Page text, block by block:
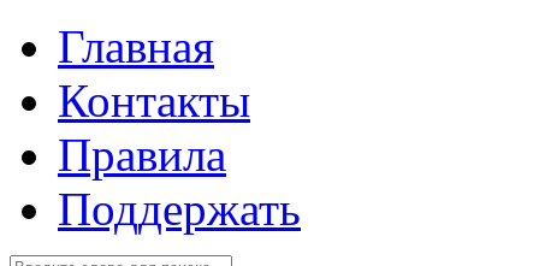
Главная
Контакты
Правила
Поддержать